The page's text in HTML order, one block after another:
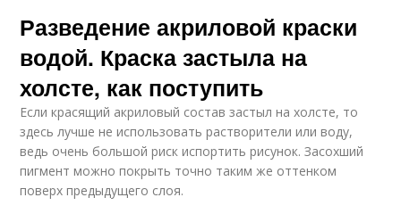
Разведение акриловой краски
водой. Краска застыла на
холсте, как поступить
Если красящий акриловый состав застыл на холсте, то
здесь лучше не использовать растворители или воду,
ведь очень большой риск испортить рисунок. Засохший
пигмент можно покрыть точно таким же оттенком
поверх предыдущего слоя.